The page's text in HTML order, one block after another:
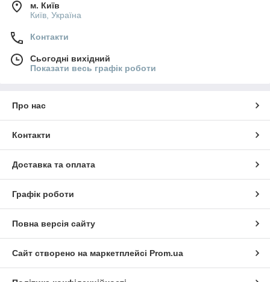
м. Київ
Київ, Україна
Контакти
Сьогодні вихідний
Показати весь графік роботи
Про нас
Контакти
Доставка та оплата
Графік роботи
Повна версія сайту
Сайт створено на маркетплейсі Prom.ua